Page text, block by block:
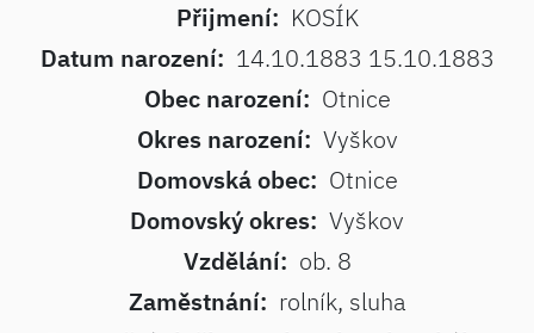
Přijmení: KOSÍK
Datum narození: 14.10.1883 15.10.1883
Obec narození: Otnice
Okres narození: Vyškov
Domovská obec: Otnice
Domovský okres: Vyškov
Vzdělání: ob. 8
Zaměstnání: rolník, sluha